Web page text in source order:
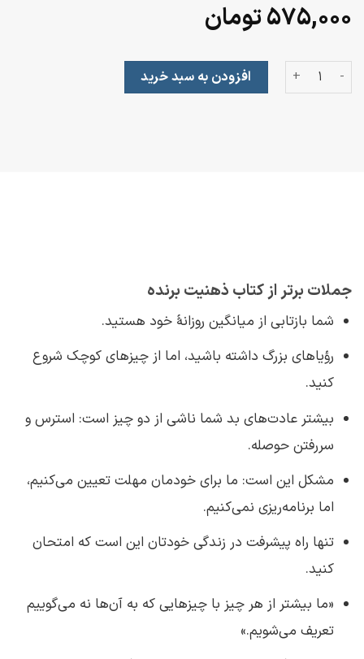
۵۷۵,۰۰۰تومان
ذهنیت برنده؛ جستارهایی درباره‌ی رسیدن به اهداف عدد
افزودن به سبد خرید
جملات برتر از کتاب ذهنیت برنده
شما بازتابی از میانگین روزانهٔ خود هستید.
رؤیاهای بزرگ داشته باشید، اما از چیزهای کوچک شروع
کنید.
بیشتر عادت‌های بد شما ناشی از دو چیز است: استرس و
سررفتن حوصله.
مشکل این است: ما برای خودمان مهلت تعیین می‌کنیم،
اما برنامه‌ریزی نمی‌کنیم.
تنها راه پیشرفت در زندگی خودتان این است که امتحان
کنید.
«ما بیشتر از هر چیز با چیزهایی که به آن‌ها نه می‌گوییم
تعریف می‌شویم.»